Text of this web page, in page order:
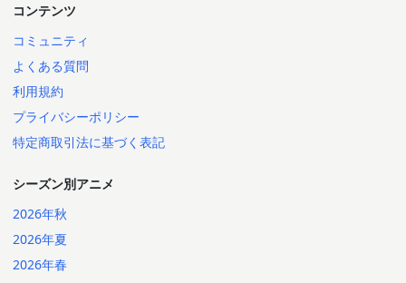
コンテンツ
コミュニティ
よくある質問
利用規約
プライバシーポリシー
特定商取引法に基づく表記
シーズン別アニメ
2026年秋
2026年夏
2026年春